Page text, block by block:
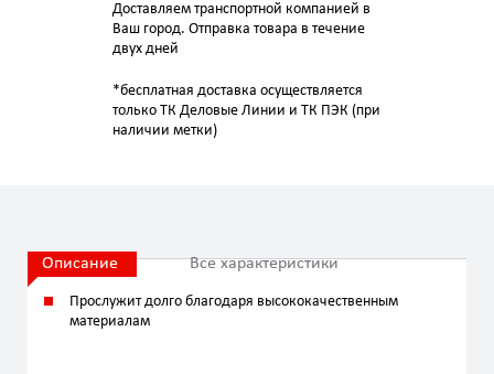
Доставляем транспортной компанией в
Ваш город. Отправка товара в течение
двух дней
*бесплатная доставка осуществляется
только ТК Деловые Линии и ТК ПЭК (при
наличии метки)
Описание Все характеристики
Прослужит долго благодаря высококачественным
материалам